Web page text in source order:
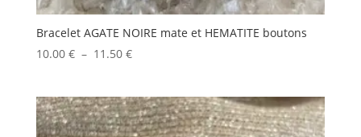
Bracelet AGATE NOIRE mate et HEMATITE boutons
10.00 € – 11.50 €Plage
10.00 €
à